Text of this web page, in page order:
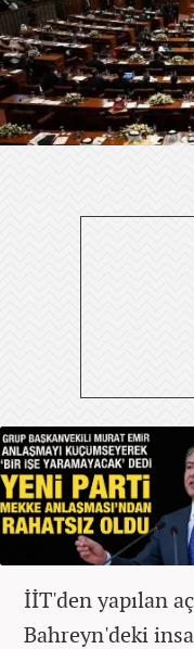
İİT'den yapılan
Bahreyn'deki